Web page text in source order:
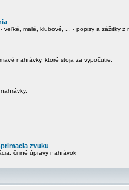
veľké, malé, klubové, ... - popisy a zážitky z
nahrávky, ktoré stoja za vypočutie.
zvuku
či iné úpravy nahrávok